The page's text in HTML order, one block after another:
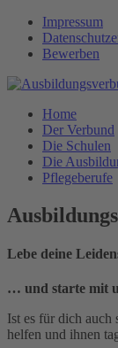
Impressum
Bewerben
Home
Der Verbund
Die Schulen
Die
Pflegeberufe
Lebe deine
… und starte mit
Ist es für dich auch
helfen und ihnen